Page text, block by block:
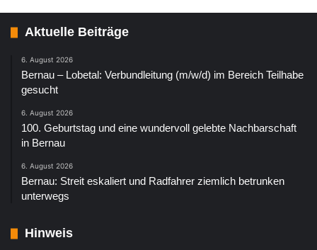
Aktuelle Beiträge
6. August 2026
Bernau – Lobetal: Verbundleitung (m/w/d) im Bereich Teilhabe
gesucht
6. August 2026
100. Geburtstag und eine wundervoll gelebte Nachbarschaft
in Bernau
6. August 2026
Bernau: Streit eskaliert und Radfahrer ziemlich betrunken
unterwegs
Hinweis